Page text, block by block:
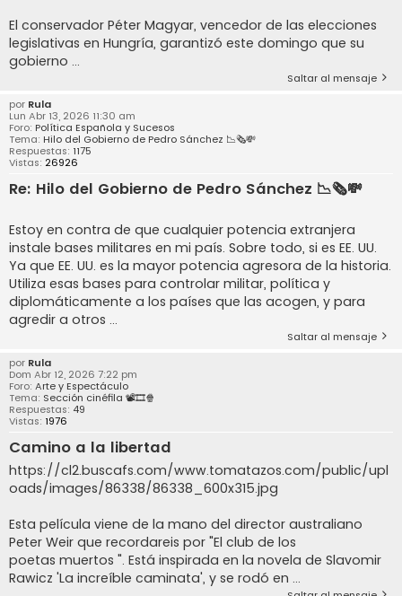
El conservador Péter Magyar, vencedor de las elecciones
legislativas en Hungría, garantizó este domingo que su
gobierno ...
Saltar al mensaje
por Rula
Lun Abr 13, 2026 11:30 am
Foro: Política Española y Sucesos
Tema: Hilo del Gobierno de Pedro Sánchez 📉🗞️💸
Respuestas: 1175
Vistas: 26926
Re: Hilo del Gobierno de Pedro Sánchez 📉🗞️💸
Estoy en contra de que cualquier potencia extranjera
instale bases militares en mi país. Sobre todo, si es EE. UU.
Ya que EE. UU. es la mayor potencia agresora de la historia.
Utiliza esas bases para controlar militar, política y
diplomáticamente a los países que las acogen, y para
agredir a otros ...
Saltar al mensaje
por Rula
Dom Abr 12, 2026 7:22 pm
Foro: Arte y Espectáculo
Tema: Sección cinéfila 📽️🎞️🍿
Respuestas: 49
Vistas: 1976
Camino a la libertad
https://cl2.buscafs.com/www.tomatazos.com/public/upl
oads/images/86338/86338_600x315.jpg
Esta película viene de la mano del director australiano
Peter Weir que recordareis por "El club de los
poetas muertos ". Está inspirada en la novela de Slavomir
Rawicz 'La increíble caminata', y se rodó en ...